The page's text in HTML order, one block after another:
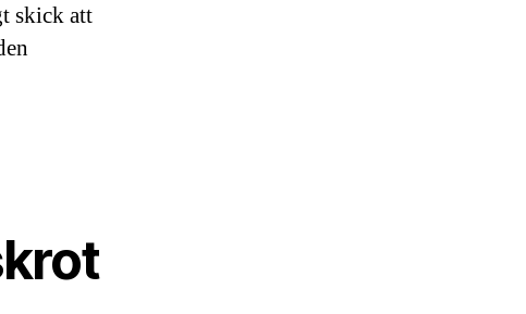
skick att